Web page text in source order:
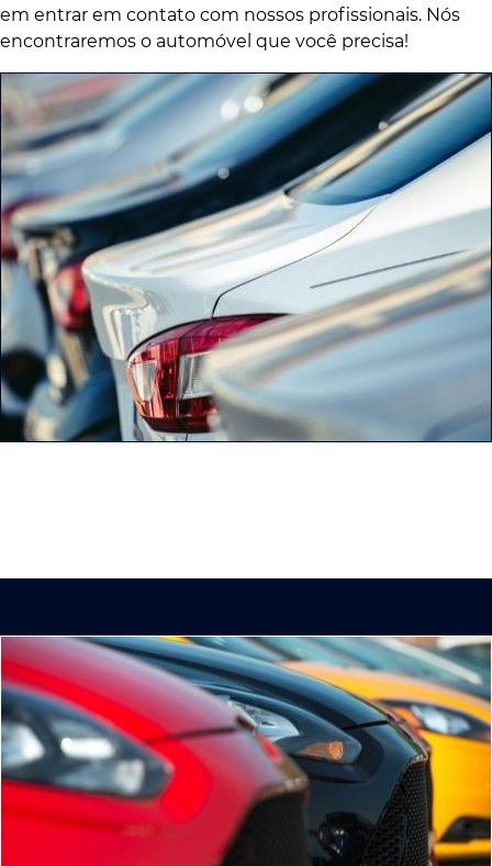
em entrar em contato com nossos profissionais. Nós
encontraremos o automóvel que você precisa!